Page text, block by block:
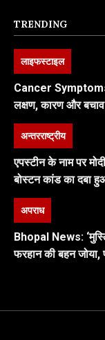
TRENDING
लाइफस्टाइल
Cancer
लक्षण, कारण और
अन्तरराष्ट्रीय
एपस्टीन के नाम पर
बोस्टन कांड का दबा
अपराध
Bhopal News:
फरहान की बहन जोया,